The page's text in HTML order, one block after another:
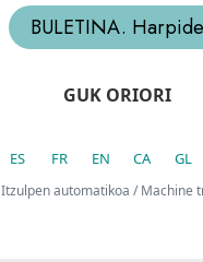
BULETINA.
GUK ORIORI
ES FR EN CA GL
Itzulpen automatikoa / Machine